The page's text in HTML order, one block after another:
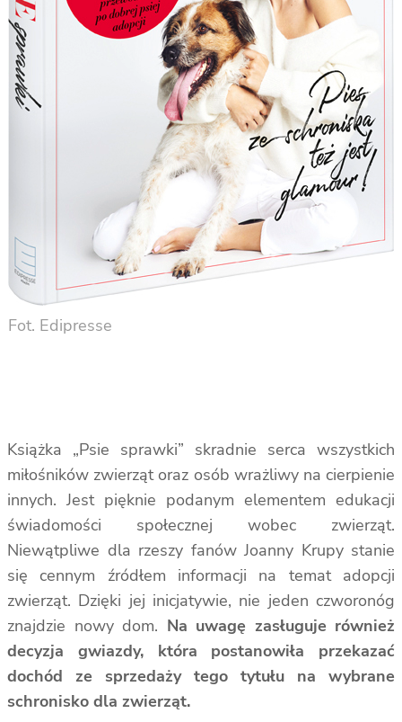
Fot. Edipresse
Książka „Psie sprawki” skradnie serca wszystkich
miłośników zwierząt oraz osób wrażliwy na cierpienie
innych. Jest pięknie podanym elementem edukacji
świadomości społecznej wobec zwierząt.
Niewątpliwe dla rzeszy fanów Joanny Krupy stanie
się cennym źródłem informacji na temat adopcji
zwierząt. Dzięki jej inicjatywie, nie jeden czworonóg
znajdzie nowy dom. Na uwagę zasługuje również
decyzja gwiazdy, która postanowiła przekazać
dochód ze sprzedaży tego tytułu na wybrane
schronisko dla zwierząt.